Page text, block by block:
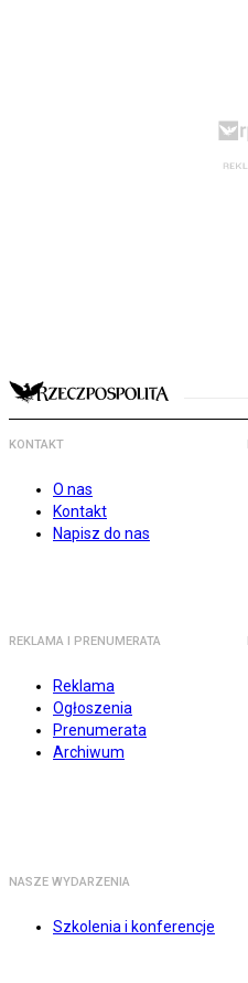
KONTAKT
O nas
Kontakt
Napisz do nas
REKLAMA I PRENUMERATA
Reklama
Ogłoszenia
Prenumerata
Archiwum
NASZE WYDARZENIA
Szkolenia i konferencje